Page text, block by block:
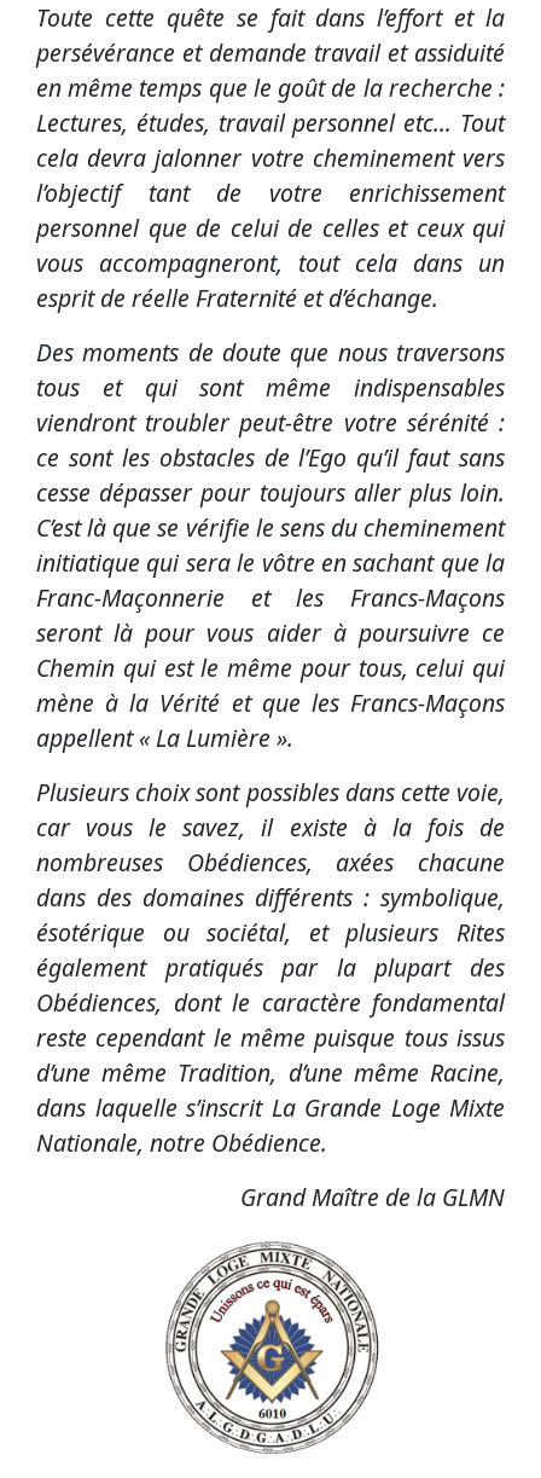
Toute cette quête se fait dans l’effort et la
persévérance et demande travail et assiduité
en même temps que le goût de la recherche :
Lectures, études, travail personnel etc… Tout
cela devra jalonner votre cheminement vers
l’objectif tant de votre enrichissement
personnel que de celui de celles et ceux qui
vous accompagneront, tout cela dans un
esprit de réelle Fraternité et d’échange.
Des moments de doute que nous traversons
tous et qui sont même indispensables
viendront troubler peut-être votre sérénité :
ce sont les obstacles de l’Ego qu’il faut sans
cesse dépasser pour toujours aller plus loin.
C’est là que se vérifie le sens du cheminement
initiatique qui sera le vôtre en sachant que la
Franc-Maçonnerie et les Francs-Maçons
seront là pour vous aider à poursuivre ce
Chemin qui est le même pour tous, celui qui
mène à la Vérité et que les Francs-Maçons
appellent « La Lumière ».
Plusieurs choix sont possibles dans cette voie,
car vous le savez, il existe à la fois de
nombreuses Obédiences, axées chacune
dans des domaines différents : symbolique,
ésotérique ou sociétal, et plusieurs Rites
également pratiqués par la plupart des
Obédiences, dont le caractère fondamental
reste cependant le même puisque tous issus
d’une même Tradition, d’une même Racine,
dans laquelle s’inscrit La Grande Loge Mixte
Nationale, notre Obédience.
Grand Maître de la GLMN